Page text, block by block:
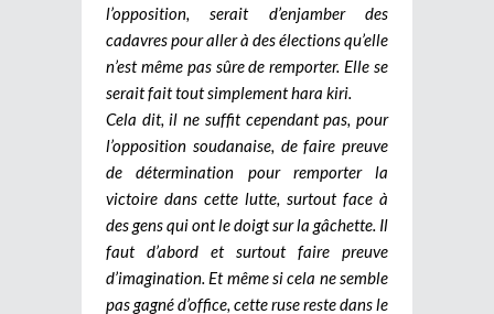
l’opposition, serait d’enjamber des
cadavres pour aller à des élections qu’elle
n’est même pas sûre de remporter. Elle se
serait fait tout simplement hara kiri.
Cela dit, il ne suffit cependant pas, pour
l’opposition soudanaise, de faire preuve
de détermination pour remporter la
victoire dans cette lutte, surtout face à
des gens qui ont le doigt sur la gâchette. Il
faut d’abord et surtout faire preuve
d’imagination. Et même si cela ne semble
pas gagné d’office, cette ruse reste dans le